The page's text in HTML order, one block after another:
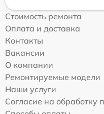
Стоимость ремонта
Оплата и доставка
Контакты
Вакансии
О компании
Ремонтируемые модели
Наши услуги
Согласие на